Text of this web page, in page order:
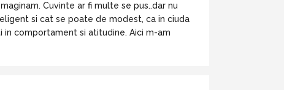
Cuvinte ar fi multe se pus..dar nu
si cat se poate de modest, ca in ciuda
comportament si atitudine. Aici m-am